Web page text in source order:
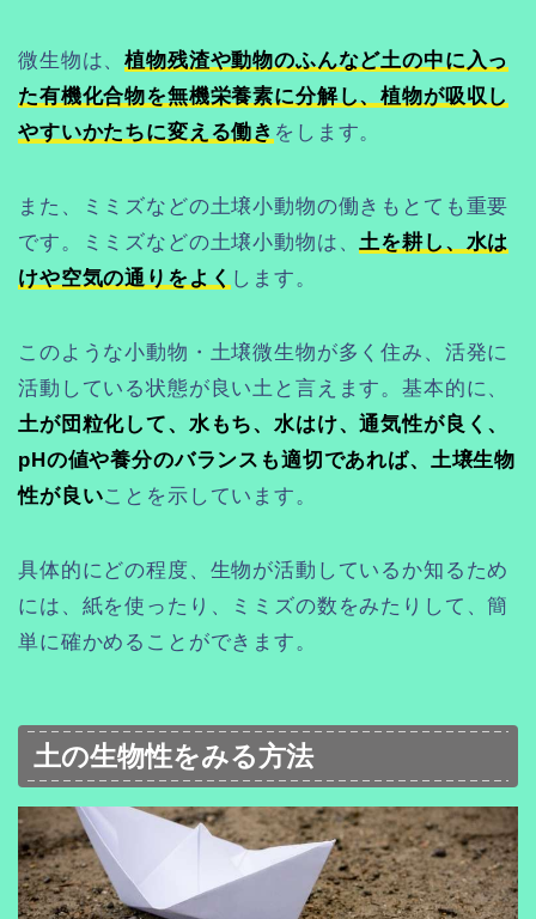
微生物は、植物残渣や動物のふんなど土の中に入っ
た有機化合物を無機栄養素に分解し、植物が吸収し
やすいかたちに変える働き をします。
また、ミミズなどの土壌小動物の働きもとても重要
です。ミミズなどの土壌小動物は、土を耕し、水は
けや空気の通りをよく します。
このような小動物・土壌微生物が多く住み、活発に
活動している状態が良い土と言えます。基本的に、
土が団粒化して、水もち、水はけ、通気性が良く、
pHの値や養分のバランスも適切であれば、土壌生物
性が良いことを示しています。
具体的にどの程度、生物が活動しているか知るため
には、紙を使ったり、ミミズの数をみたりして、簡
単に確かめることができます。
土の生物性をみる方法